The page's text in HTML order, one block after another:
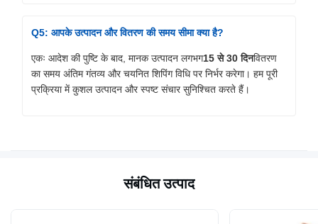
Q5: आपके उत्पादन और वितरण की समय सीमा क्या है?
एकः आदेश की पुष्टि के बाद, मानक उत्पादन लगभग15 से 30 दिनवितरण
का समय अंतिम गंतव्य और चयनित शिपिंग विधि पर निर्भर करेगा। हम पूरी
प्रक्रिया में कुशल उत्पादन और स्पष्ट संचार सुनिश्चित करते हैं।
संबंधित उत्पाद